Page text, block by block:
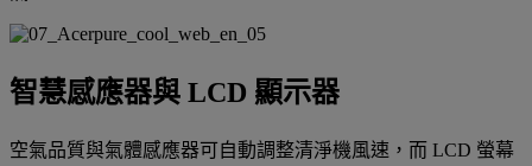
智慧感應器與 LCD 顯示器
空氣品質與氣體感應器可自動調整清淨機風速，而 LCD 螢幕